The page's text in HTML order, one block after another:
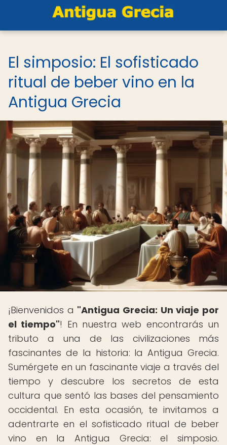
El simposio: El sofisticado
ritual de beber vino en la
Antigua Grecia
¡Bienvenidos a "Antigua Grecia: Un viaje por
el tiempo"! En nuestra web encontrarás un
tributo a una de las civilizaciones más
fascinantes de la historia: la Antigua Grecia.
Sumérgete en un fascinante viaje a través del
tiempo y descubre los secretos de esta
cultura que sentó las bases del pensamiento
occidental. En esta ocasión, te invitamos a
adentrarte en el sofisticado ritual de beber
vino en la Antigua Grecia: el simposio.